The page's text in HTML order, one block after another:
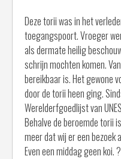
Deze torii was in het
toegangspoort. Vroeger
als dermate heilig
schrijn mochten komen.
bereikbaar is. Het gewone
door de torii heen ging.
Werelderfgoedlijst van
Behalve de beroemde torii
meer dat wij er een bezoek
Even een middag geen koi. ?